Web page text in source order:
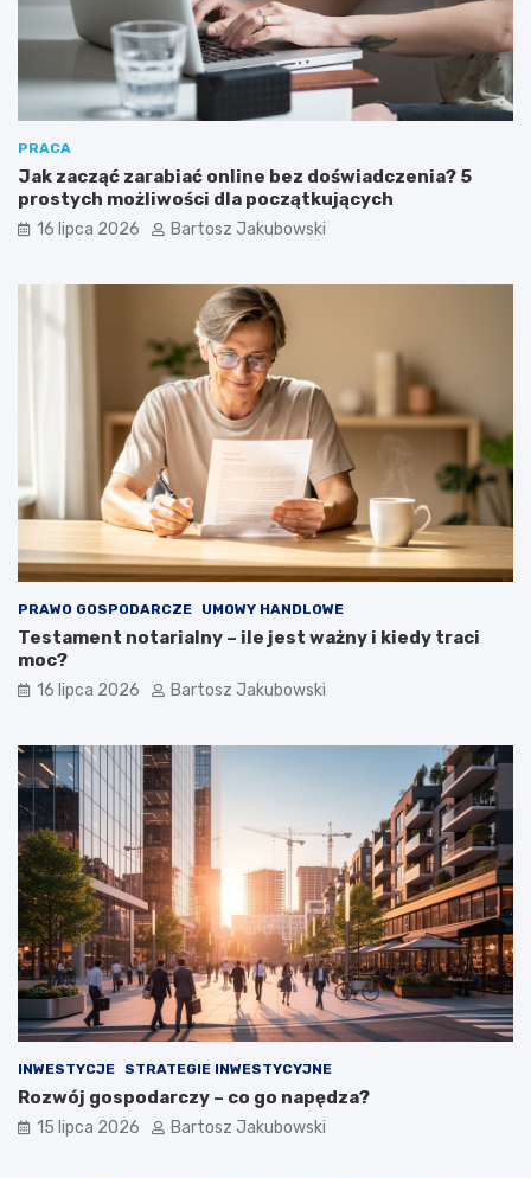
PRACA
Jak zacząć zarabiać online bez doświadczenia? 5
prostych możliwości dla początkujących
16 lipca 2026 Bartosz Jakubowski
PRAWO GOSPODARCZE UMOWY HANDLOWE
Testament notarialny – ile jest ważny i kiedy traci
moc?
16 lipca 2026 Bartosz Jakubowski
INWESTYCJE STRATEGIE INWESTYCYJNE
Rozwój gospodarczy – co go napędza?
15 lipca 2026 Bartosz Jakubowski